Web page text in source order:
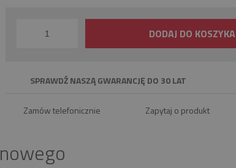
DODAJ DO KOSZYKA
SPRAWDŹ NASZĄ GWARANCJĘ DO 30 LAT
Zamów telefonicznie Zapytaj o produkt